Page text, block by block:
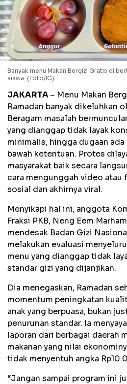
Banyak menu Makan Bergizi Gratis di
siswa. (Foto/IG)
JAKARTA– Menu Makan
Ramadan banyak dikeluhkan
Beragam masalah
yang dianggap tidak layak
minimalis, hingga dugaan ada
bawah ketentuan. Protes
masyarakat baik secara
cara mengunggah video atau
sosial dan akhirnya viral.
Menyikapi hal ini, anggota
Fraksi PKB, Neng Eem
mendesak Badan Gizi
melakukan evaluasi
menu yang dianggap tidak
standar gizi yang dijanjikan.
Dia menegaskan, Ramadan
momentum peningkatan
anak yang berpuasa, bukan
penurunan standar. Ia
laporan dari berbagai daerah
makanan yang nilai
tidak menyentuh angka
“Jangan sampai program ini